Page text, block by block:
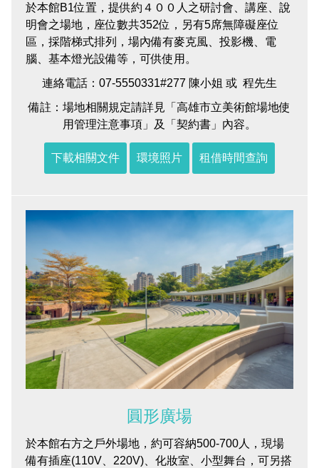
南島當代記憶工程│資料庫
典藏3D手上Run
2022高雄獎
2021 TAKAO．台客．南方HUE：李俊賢
2021高雄獎
南方作為相遇之所
2019 奔‧月—劉國松
感動兔 高美特展
感動虎 高美特展
感動牛 高美特展
感動鼠 高美特展
畫想想‧想畫畫
尋寶高雄 - 校園推廣教材
於本館B1位置，提供約４００人之研討會、講座、說
明會之場地，座位數共352位，另有5席無障礙座位
區，採階梯式排列，場內備有麥克風、投影機、電
腦、基本燈光設備等，可供使用。
連絡電話：07-5550331#277 陳小姐 或 程先生
備註：場地相關規定請詳見「高雄市立美術館場地使
用管理注意事項」及「契約書」內容。
下載相關文件 環境照片 租借時間查詢
圓形廣場
於本館右方之戶外場地，約可容納500-700人，現場
備有插座(110V、220V)、化妝室、小型舞台，可另搭